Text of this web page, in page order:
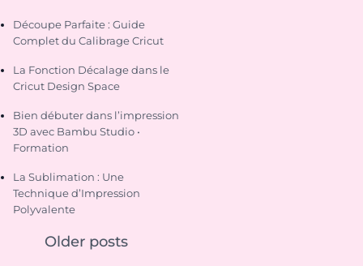
Découpe Parfaite : Guide
Complet du Calibrage Cricut
La Fonction Décalage dans le
Cricut Design Space
Bien débuter dans l’impression
3D avec Bambu Studio •
Formation
La Sublimation : Une
Technique d’Impression
Polyvalente
Older posts